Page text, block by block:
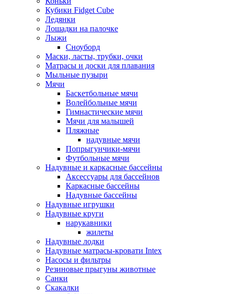
Кубики Fidget Cube
Ледянки
Лошадки на палочке
Лыжи
Сноуборд
Маски, ласты, трубки, очки
Матрасы и доски для плавания
Мыльные пузыри
Мячи
Баскетбольные мячи
Волейбольные мячи
Гимнастические мячи
Мячи для малышей
Пляжные
надувные мячи
Попрыгунчики-мячи
Футбольные мячи
Надувные и каркасные бассейны
Аксессуары для бассейнов
Каркасные бассейны
Надувные бассейны
Надувные игрушки
Надувные круги
нарукавники
жилеты
Надувные лодки
Надувные матрасы-кровати Intex
Насосы и фильтры
Резиновые прыгуны животные
Санки
Скакалки